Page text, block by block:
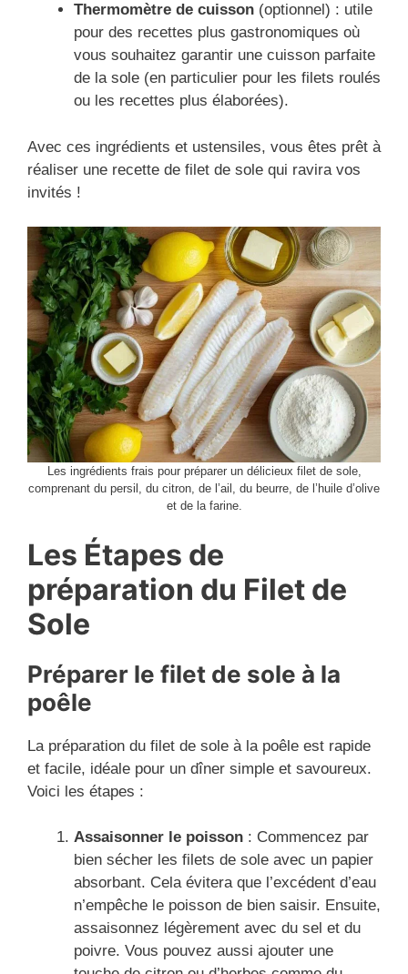
Thermomètre de cuisson (optionnel) : utile
pour des recettes plus gastronomiques où
vous souhaitez garantir une cuisson parfaite
de la sole (en particulier pour les filets roulés
ou les recettes plus élaborées).
Avec ces ingrédients et ustensiles, vous êtes prêt à
réaliser une recette de filet de sole qui ravira vos
invités !
Les ingrédients frais pour préparer un délicieux filet de sole,
comprenant du persil, du citron, de l’ail, du beurre, de l’huile d’olive
et de la farine.
Les Étapes de
préparation du Filet de
Sole
Préparer le filet de sole à la
poêle
La préparation du filet de sole à la poêle est rapide
et facile, idéale pour un dîner simple et savoureux.
Voici les étapes :
Assaisonner le poisson : Commencez par
bien sécher les filets de sole avec un papier
absorbant. Cela évitera que l’excédent d’eau
n’empêche le poisson de bien saisir. Ensuite,
assaisonnez légèrement avec du sel et du
poivre. Vous pouvez aussi ajouter une